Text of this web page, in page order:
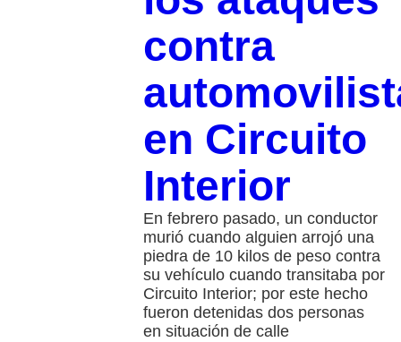
contra
en Circuito
Interior
En febrero pasado, un conductor
murió cuando alguien arrojó una
piedra de 10 kilos de peso contra
su vehículo cuando transitaba por
Circuito Interior; por este hecho
fueron detenidas dos personas
en situación de calle